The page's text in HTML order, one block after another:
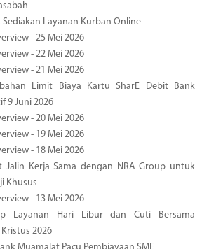
Layanan Kurban Online
- 25 Mei 2026
- 22 Mei 2026
- 21 Mei 2026
Limit Biaya Kartu SharE Debit Bank
9 Juni 2026
- 20 Mei 2026
- 19 Mei 2026
- 18 Mei 2026
Jalin Kerja Sama dengan NRA Group untuk
Khusus
- 13 Mei 2026
Layanan Hari Libur dan Cuti Bersama
2026